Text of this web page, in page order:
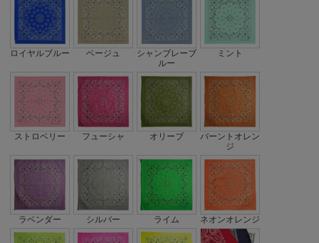
ロイヤルブルー ベージュ
シャンブレーブ
ルー
ミント
ストロベリー フューシャ オリーブ
バーントオレン
ジ
ラベンダー シルバー ライム ネオンオレンジ